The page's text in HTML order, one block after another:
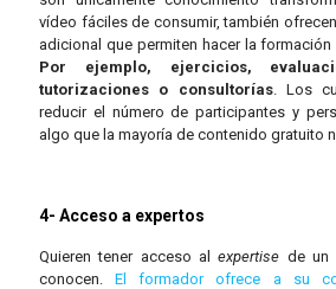
vídeo fáciles de consumir, también
adicional que permiten hacer la
Por ejemplo, ejercicios,
tutorizaciones o consultorías. Los
reducir el número de participantes y
algo que la mayoría de contenido gratuito
4- Acceso a expertos
Quieren tener acceso alexpertise de un
conocen.El formador ofrece a su